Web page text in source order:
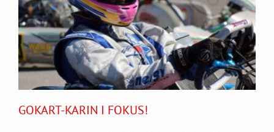
GOKART-KARIN I FOKUS!